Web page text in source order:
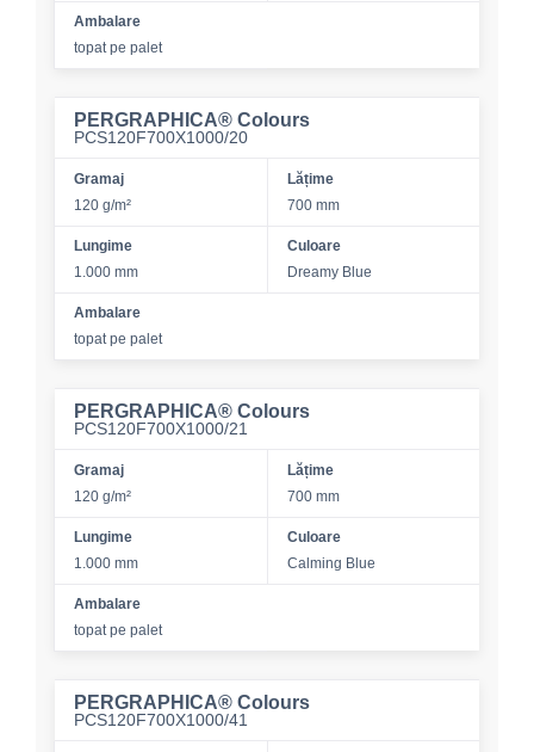
Ambalare
topat pe palet
PERGRAPHICA® Colours
PCS120F700X1000/20
Gramaj
120 g/m²
Lățime
700 mm
Lungime
1.000 mm
Culoare
Dreamy Blue
Ambalare
topat pe palet
PERGRAPHICA® Colours
PCS120F700X1000/21
Gramaj
120 g/m²
Lățime
700 mm
Lungime
1.000 mm
Culoare
Calming Blue
Ambalare
topat pe palet
PERGRAPHICA® Colours
PCS120F700X1000/41